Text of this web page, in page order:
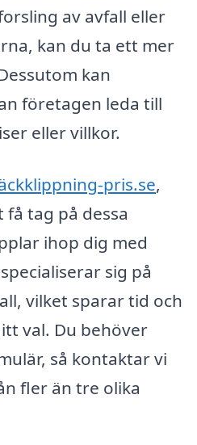
av avfall eller
kan du ta ett mer
kan
företagen leda till
eller villkor.
pris.se,
tag på dessa
ihop dig med
sig på
vilket sparar tid och
val. Du behöver
så kontaktar vi
fler än tre olika